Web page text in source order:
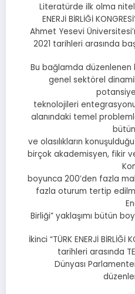
Literatürde ilk olma
ENERJİ BİRLİĞİ
Ahmet Yesevi
2021 tarihleri arasında
Bu bağlamda düzenlenen
genel sektörel
teknolojileri
alanındaki temel
ve olasılıkların
birçok akademisyen, fikir
boyunca 200’den fazla
fazla oturum tertip
Birliği” yaklaşımı bütün
İkinci “TÜRK ENERJİ
tarihleri arasında
Dünyası